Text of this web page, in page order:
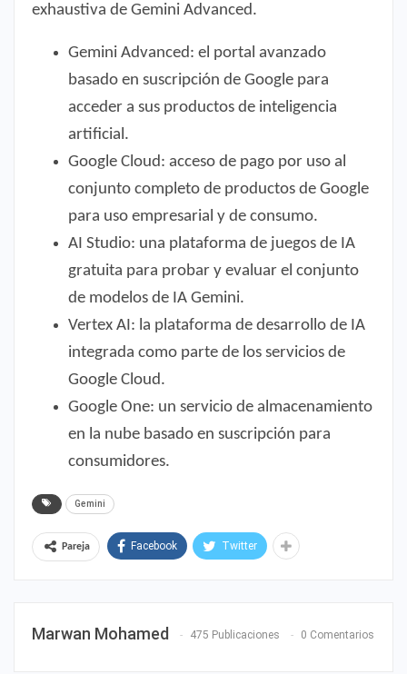
exhaustiva de Gemini Advanced.
Gemini Advanced: el portal avanzado
basado en suscripción de Google para
acceder a sus productos de inteligencia
artificial.
Google Cloud: acceso de pago por uso al
conjunto completo de productos de Google
para uso empresarial y de consumo.
AI Studio: una plataforma de juegos de IA
gratuita para probar y evaluar el conjunto
de modelos de IA Gemini.
Vertex AI: la plataforma de desarrollo de IA
integrada como parte de los servicios de
Google Cloud.
Google One: un servicio de almacenamiento
en la nube basado en suscripción para
consumidores.
Gemini
Pareja Facebook Twitter
Marwan Mohamed 475 Publicaciones 0 Comentarios